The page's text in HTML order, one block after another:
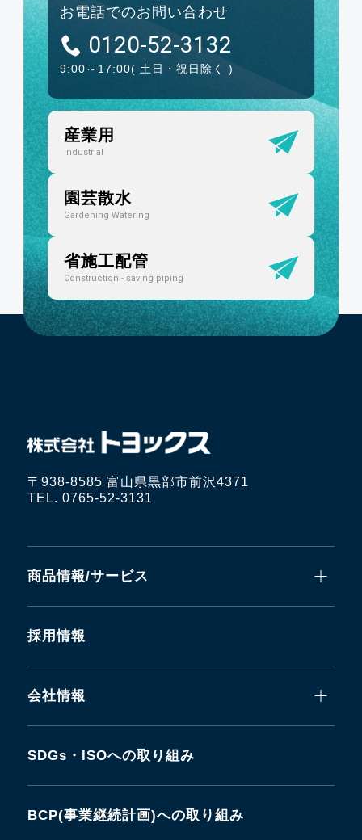
お電話でのお問い合わせ
0120-52-3132
9:00～17:00( 土日・祝日除く )
産業用
Industrial
園芸散水
Gardening Watering
省施工配管
Construction - saving piping
〒938-8585 富山県黒部市前沢4371
TEL. 0765-52-3131
商品情報/サービス
採用情報
会社情報
SDGs・ISOへの取り組み
BCP(事業継続計画)への取り組み